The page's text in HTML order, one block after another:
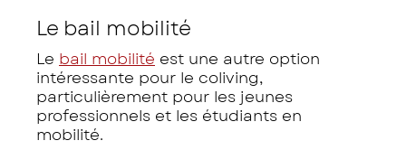
Le bail mobilité
Le bail mobilité est une autre option
intéressante pour le coliving,
particulièrement pour les jeunes
professionnels et les étudiants en
mobilité.